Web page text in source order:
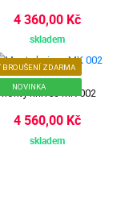
4 360,00 Kč
skladem
BROUŠENÍ ZDARMA
NOVINKA
knives MK 002
4 560,00 Kč
skladem